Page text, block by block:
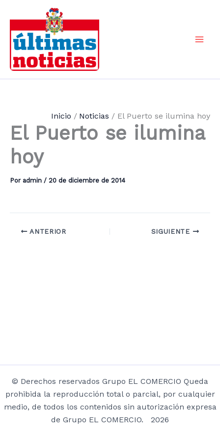
contenido
Inicio Noticias El Puerto se ilumina hoy
El Puerto se ilumina
hoy
Por admin / 20 de diciembre de 2014
ANTERIOR SIGUIENTE
© Derechos reservados Grupo EL COMERCIO Queda
prohibida la reproducción total o parcial, por cualquier
medio, de todos los contenidos sin autorización expresa
de Grupo EL COMERCIO. 2026